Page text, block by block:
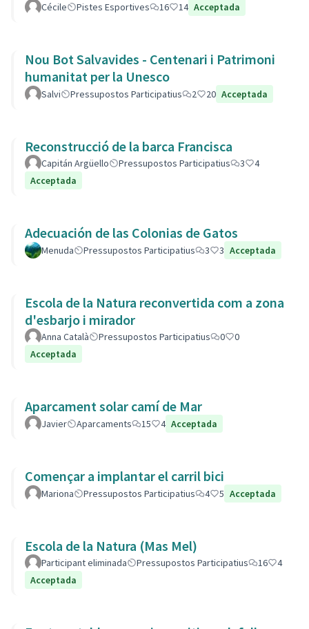
Cécile Pistes Esportives 16 14 Acceptada
Nou Bot Salvavides - Centenari i Patrimoni
humanitat per la Unesco
Salvi Pressupostos Participatius 2 20 Acceptada
Reconstrucció de la barca Francisca
Capitán Argüello Pressupostos Participatius 3
4
Acceptada
Adecuación de las Colonias de Gatos
Menuda Pressupostos Participatius 3 3 Acceptada
Escola de la Natura reconvertida com a zona
d'esbarjo i mirador
Anna Català Pressupostos Participatius 0
0
Acceptada
Aparcament solar camí de Mar
Javier Aparcaments 15 4 Acceptada
Començar a implantar el carril bici
Mariona Pressupostos Participatius 4 5 Acceptada
Escola de la Natura (Mas Mel)
Participant eliminada Pressupostos Participatius 16
4
Acceptada